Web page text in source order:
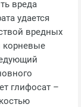
вреда
удается
вредных
корневые
глифосат –